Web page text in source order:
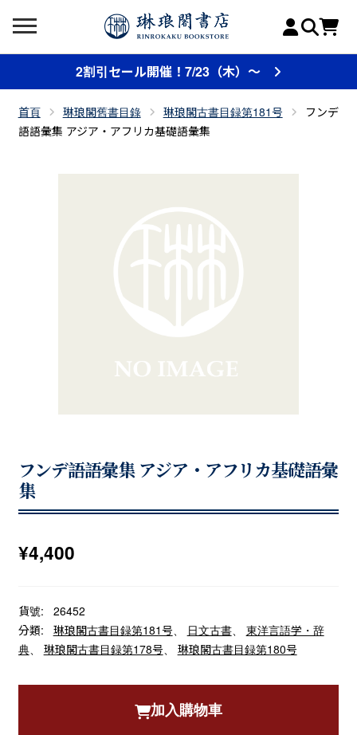
2割引セール開催！7/23（木）～
首頁 琳琅閣舊書目錄 琳琅閣古書目録第181号
フンデ
語語彙集 アジア・アフリカ基礎語彙集
フンデ語語彙集 アジア・アフリカ基礎語彙
集
¥4,400
貨號:
26452
分類:
琳琅閣古書目録第181号 日文古書、 東洋言語学・辞
典、 琳琅閣古書目録第178号 琳琅閣古書目録第180号
加入購物車